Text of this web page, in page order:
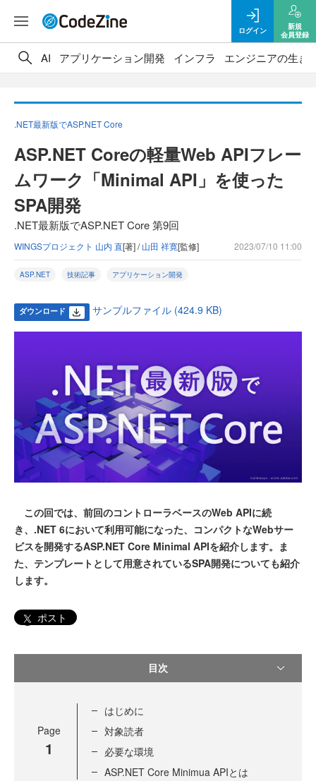
ログイン
新規
会員登録
AI アプリケーション開発 インフラ エンジニアの生き
.NET最新版でASP.NET Core
ASP.NET Coreの軽量Web APIフレー
ムワーク「Minimal API」を使った
SPA開発
.NET最新版でASP.NET Core 第9回
WINGSプロジェクト 山内 直[著] /山田 祥寛[監修] 2023/07/10 11:00
ASP.NET 技術記事 アプリケーション開発
ダウンロード サンプルファイル (424.9 KB)
この回では、前回のコントローラベースのWeb APIに続
き、.NET 6において利用可能になった、コンパクトなWebサー
ビスを開発するASP.NET Core Minimal APIを紹介します。ま
た、テンプレートとして用意されているSPA開発についても紹介
します。
ポスト
目次
Page
1
はじめに
対象読者
必要な環境
ASP.NET Core Minimua APIとは